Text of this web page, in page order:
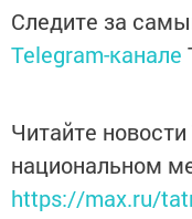
Следите за
Telegram-канале
Читайте
национальном
https://max.ru/